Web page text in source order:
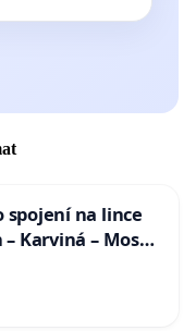
spojení na lince
Karviná – Mosty